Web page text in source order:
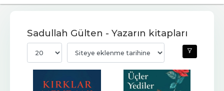
Sadullah Gülten - Yazarın kitapları